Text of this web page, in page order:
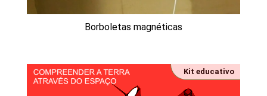
Borboletas magnéticas
Kit educativo